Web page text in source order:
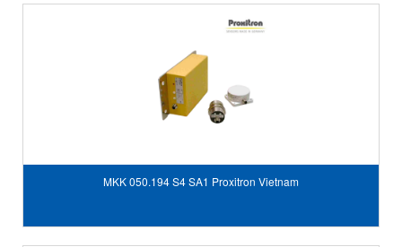
MKK 050.194 S4 SA1 Proxitron Vietnam